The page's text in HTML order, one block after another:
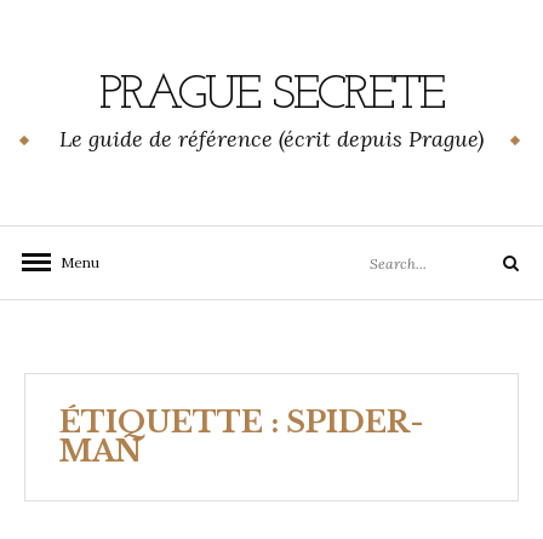
PRAGUE SECRETE
Le guide de référence (écrit depuis Prague)
Menu
for:
Search
ÉTIQUETTE : SPIDER-
MAN